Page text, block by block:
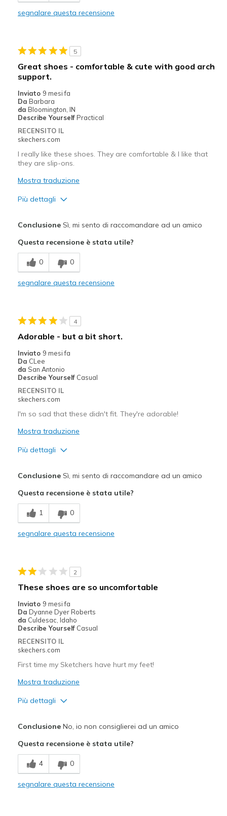
Casual Wear
Travel
Width
Feels true to width
Sizing
View On Shoes
segnalare questa recensione
5
Great shoes - comfortable & cute with good arch
support.
Inviato 9 mesi fa
Da Barbara
da Bloomington, IN
Describe Yourself Practical
RECENSITO IL
skechers.com
I really like these shoes. They are comfortable & I like that
they are slip-ons.
Mostra traduzione
Più dettagli
Comfortable
Migliori Utilizzi:
Casual Wear
View On Shoes
ConclusioneSì, mi sento di raccomandare ad un amico
Questa recensione è stata utile?
0 0
segnalare questa recensione
4
Adorable - but a bit short.
Inviato 9 mesi fa
Da CLee
da San Antonio
Describe Yourself Casual
RECENSITO IL
skechers.com
I'm so sad that these didn't fit. They're adorable!
Mostra traduzione
Più dettagli
Comfortable
Stylish
Travel
Width
Sizing
View On Shoes
Shoes are for Wearing
ConclusioneSì, mi sento di raccomandare ad un amico
Questa recensione è stata utile?
1 0
segnalare questa recensione
2
These shoes are so uncomfortable
Inviato 9 mesi fa
Da Dyanne Dyer Roberts
da Culdesac, Idaho
Describe Yourself Casual
RECENSITO IL
skechers.com
First time my Sketchers have hurt my feet!
Mostra traduzione
Più dettagli
Migliori Utilizzi:
Casual Wear
ConclusioneNo, io non consiglierei ad un amico
Questa recensione è stata utile?
4 0
segnalare questa recensione